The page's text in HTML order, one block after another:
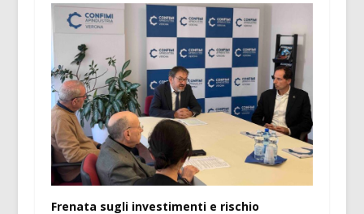
Frenata sugli investimenti e rischio